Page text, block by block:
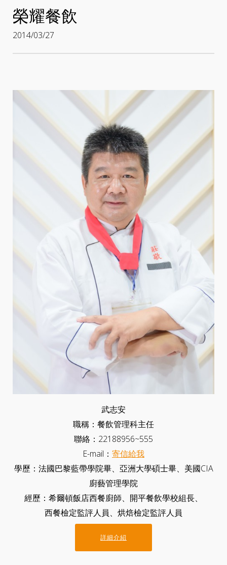
榮耀餐飲
2014/03/27
武志安
職稱：餐飲管理科主任
聯絡：22188956~555
E-mail： 寄信給我
學歷：法國巴黎藍帶學院畢、亞洲大學碩士畢、美國CIA
廚藝管理學院
經歷：希爾頓飯店西餐廚師、開平餐飲學校組長、
西餐檢定監評人員、烘焙檢定監評人員
詳細介紹